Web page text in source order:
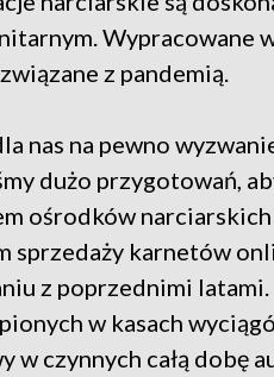
Wypracowane
z pandemią.
nas na pewno
dużo przygotowań,
ośrodków narciarskich
sprzedaży karnetów
z poprzednimi
w kasach
w czynnych całą dobę